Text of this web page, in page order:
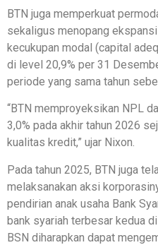
BTN juga memperkuat
sekaligus menopang
kecukupan modal (capital
di level 20,9% per 31
periode yang sama tahun
“BTN memproyeksikan NPL
3,0% pada akhir tahun 2026
kualitas kredit,” ujar Nixon.
Pada tahun 2025, BTN juga
melaksanakan aksi
pendirian anak usaha Bank
bank syariah terbesar kedua
BSN diharapkan dapat